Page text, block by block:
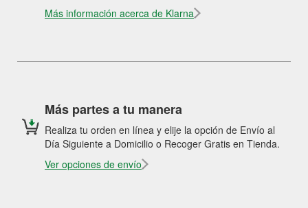
Más información acerca de Klarna
Más partes a tu manera
Realiza tu orden en línea y elije la opción de Envío al
Día Siguiente a Domicilio o Recoger Gratis en Tienda.
Ver opciones de envío